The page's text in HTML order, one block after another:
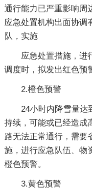
通行能力已严重影响周
应急处置机构出面协调
队，实施
应急处置措施，进
调度时，拟发出红色预
2.橙色预警
24小时内降雪量达
持续，可能或已经造成
路无法正常通行，需要
施，进行应急队伍、物
橙色预警。
3.黄色预警